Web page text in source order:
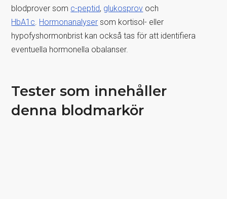
blodprover som c-peptid, glukosprov och
HbA1c Hormonanalyser som kortisol- eller
hypofyshormonbrist kan också tas för att identifiera
eventuella hormonella obalanser.
Tester som innehåller
denna blodmarkör